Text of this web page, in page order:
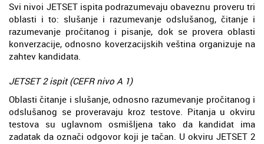
Svi nivoi JETSET ispita podrazumevaju obaveznu proveru tri
oblasti i to: slušanje i razumevanje odslušanog, čitanje i
razumevanje pročitanog i pisanje, dok se provera oblasti
konverzacije, odnosno koverzacijskih veština organizuje na
zahtev kandidata.
JETSET 2 ispit (CEFR nivo A 1)
Oblasti čitanje i slušanje, odnosno razumevanje pročitanog i
odslušanog se proveravaju kroz testove. Pitanja u okviru
testova su uglavnom osmišljena tako da kandidat ima
zadatak da označi odgovor koji je tačan. U okviru JETSET 2